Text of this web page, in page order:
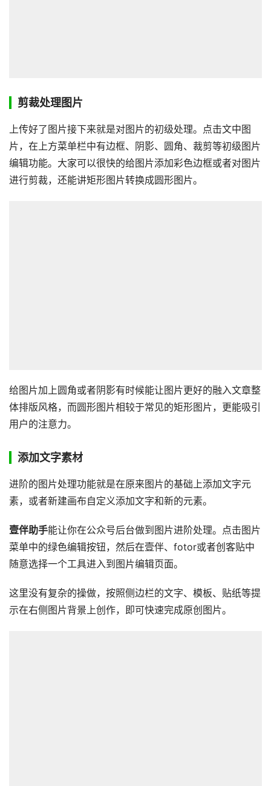
剪裁处理图片
上传好了图片接下来就是对图片的初级处理。点击文中图
片，在上方菜单栏中有边框、阴影、圆角、裁剪等初级图片
编辑功能。大家可以很快的给图片添加彩色边框或者对图片
进行剪裁，还能讲矩形图片转换成圆形图片。
给图片加上圆角或者阴影有时候能让图片更好的融入文章整
体排版风格，而圆形图片相较于常见的矩形图片，更能吸引
用户的注意力。
添加文字素材
进阶的图片处理功能就是在原来图片的基础上添加文字元
素，或者新建画布自定义添加文字和新的元素。
壹伴助手能让你在公众号后台做到图片进阶处理。点击图片
菜单中的绿色编辑按钮，然后在壹伴、fotor或者创客贴中
随意选择一个工具进入到图片编辑页面。
这里没有复杂的操做，按照侧边栏的文字、模板、贴纸等提
示在右侧图片背景上创作，即可快速完成原创图片。